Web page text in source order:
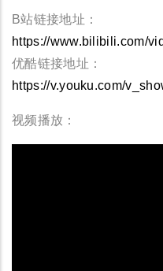
B站链接地址：
https://www.bilibili.com/
优酷链接地址：
https://v.youku.com/
视频播放：